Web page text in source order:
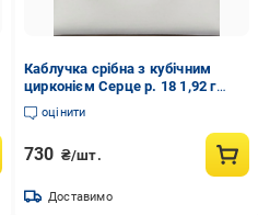
Каблучка срібна з кубічним
цирконієм Серце р. 18 1,92 г
(3036884352)
оцінити
730 ₴/шт.
Доставимо